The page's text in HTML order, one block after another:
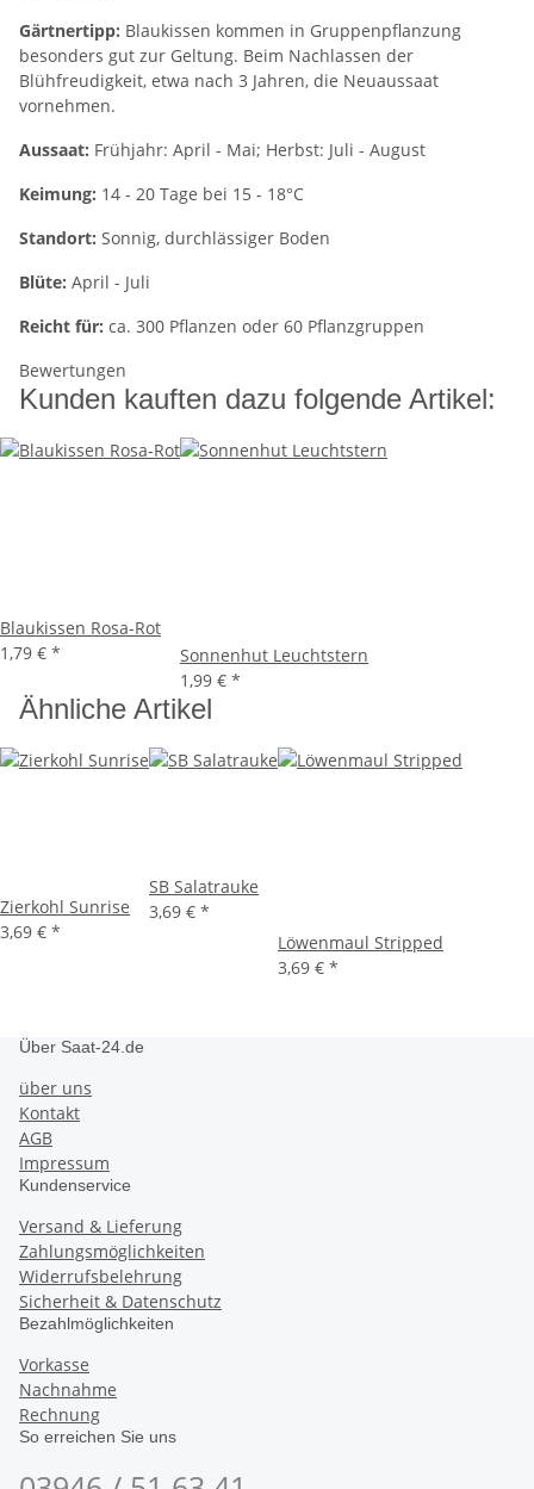
Gärtnertipp: Blaukissen kommen in Gruppenpflanzung
besonders gut zur Geltung. Beim Nachlassen der
Blühfreudigkeit, etwa nach 3 Jahren, die Neuaussaat
vornehmen.
Aussaat: Frühjahr: April - Mai; Herbst: Juli - August
Keimung: 14 - 20 Tage bei 15 - 18°C
Standort: Sonnig, durchlässiger Boden
Blüte: April - Juli
Reicht für: ca. 300 Pflanzen oder 60 Pflanzgruppen
Bewertungen
Kunden kauften dazu folgende Artikel:
Blaukissen Rosa-Rot
1,79 € *
Sonnenhut Leuchtstern
1,99 € *
Ähnliche Artikel
Zierkohl Sunrise
3,69 € *
SB Salatrauke
3,69 € *
Löwenmaul Stripped
3,69 € *
Über Saat-24.de
über uns
Kontakt
AGB
Impressum
Kundenservice
Versand & Lieferung
Zahlungsmöglichkeiten
Widerrufsbelehrung
Sicherheit & Datenschutz
Bezahlmöglichkeiten
Vorkasse
Nachnahme
Rechnung
So erreichen Sie uns